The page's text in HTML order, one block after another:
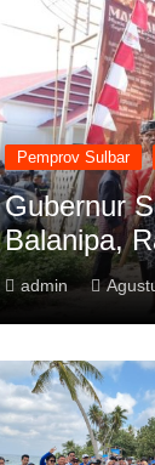
Pemprov Sulbar
Gubernur
Balanipa,
admin